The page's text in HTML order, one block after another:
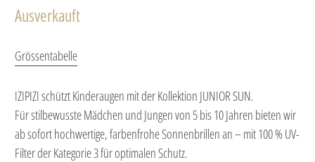
Ausverkauft
Grössentabelle
IZIPIZI schützt Kinderaugen mit der Kollektion JUNIOR SUN.
Für stilbewusste Mädchen und Jungen von 5 bis 10 Jahren bieten wir
ab sofort hochwertige, farbenfrohe Sonnenbrillen an – mit 100 % UV-
Filter der Kategorie 3 für optimalen Schutz.